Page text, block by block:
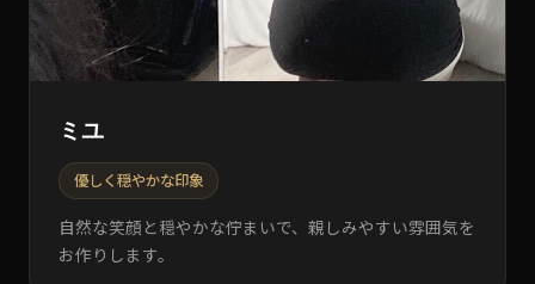
ミユ
優しく穏やかな印象
自然な笑顔と穏やかな佇まいで、親しみやすい雰囲気を
お作りします。